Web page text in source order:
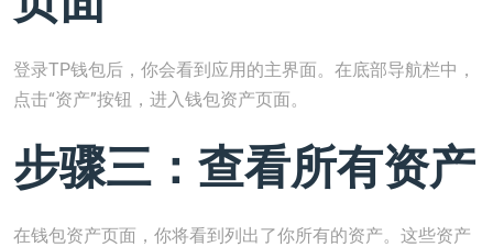
登录TP钱包后，你会看到应用的主界面。在底部导航栏中，
点击“资产”按钮，进入钱包资产页面。
步骤三：查看所有资产
在钱包资产页面，你将看到列出了你所有的资产。这些资产